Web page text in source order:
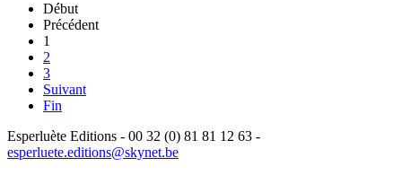
Début
Précédent
1
2
3
Suivant
Fin
Esperluète Editions - 00 32 (0) 81 81 12 63 -
esperluete.editions@skynet.be